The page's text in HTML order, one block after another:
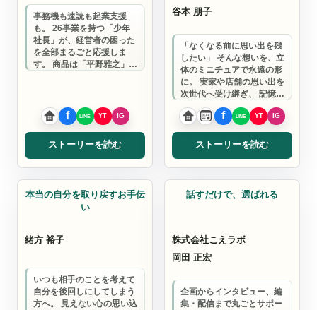
事務機も速読も起業支援
も。 26事業を持つ「少年
社長」が、経営者の困った
を全部まるごと応援しま
す。 商品は「平野雅之」と
ストーリーを読む
谷本 朋子
「なくなる前に思い出を残
したい」 そんな想いを、立
体のミニチュアで永遠の形
に。 実家や店舗の思い出を
次世代へ受け継ぎ、 記憶を
蘇らせる作品を生み出すミ
ニチュア作…
ストーリーを読む
セラピスト
本当の自分を取り戻すお手伝
い
緒方 裕子
いつも相手のことを考えて
自分を後回しにしてしまう
方へ。 見えない心の思い込
マーケティング支援
話すだけで、選ばれる
株式会社こえラボ
岡田 正宏
企画からインタビュー、編
集・配信まで丸ごとサポー